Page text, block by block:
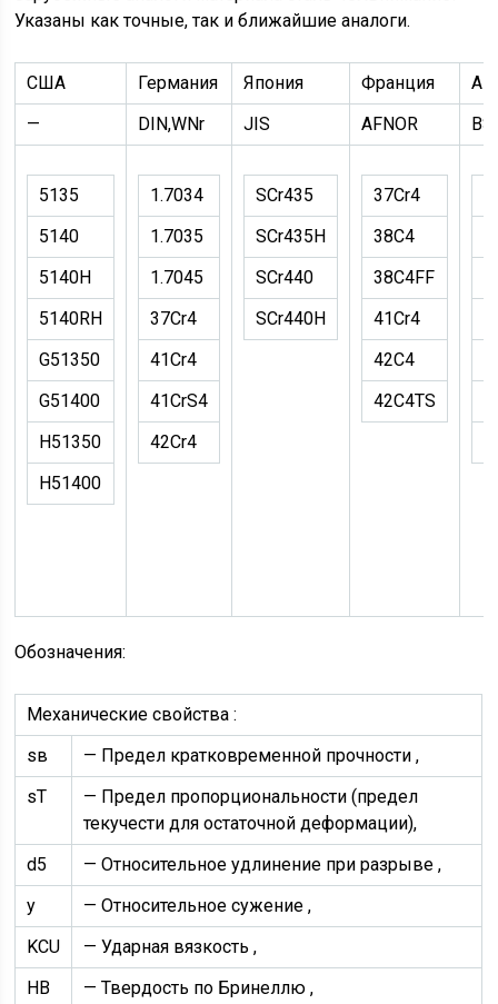
Указаны как точные, так и ближайшие аналоги.
США Германия Япония Франция
—
DIN,WNr JIS AFNOR BS
5135
5140
5140H
5140RH
G51350
G51400
H51350
H51400
1.7034
1.7035
1.7045
37Cr4
41Cr4
41CrS4
42Cr4
SCr435
SCr435H
SCr440
SCr440H
37Cr4
38C4
38C4FF
41Cr4
42C4
42C4TS
Обозначения:
Механические свойства :
sв
— Предел кратковременной прочности ,
sT
— Предел пропорциональности (предел
текучести для остаточной деформации),
d5
— Относительное удлинение при разрыве ,
y
— Относительное сужение ,
KCU
— Ударная вязкость ,
HB
— Твердость по Бринеллю ,